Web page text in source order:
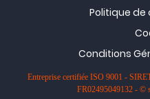
Politique
Conditions
Entreprise certifiée ISO 9001 -
FR02495049132 - ©